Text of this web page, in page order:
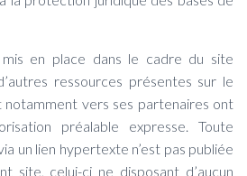
en place dans le cadre du site
ressources présentes sur le
notamment vers ses partenaires ont
préalable expresse. Toute
un lien hypertexte n’est pas publiée
site, celui-ci ne disposant d’aucun